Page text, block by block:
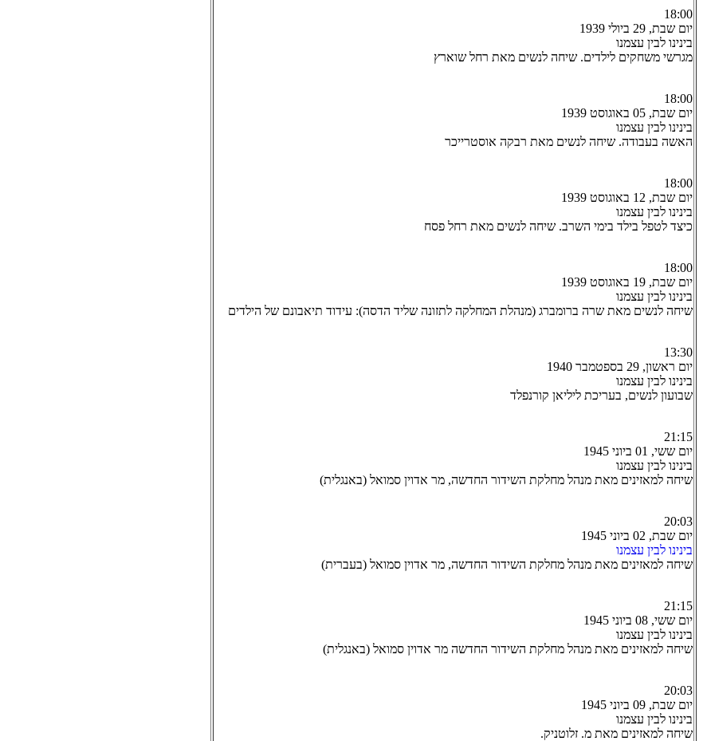
18:00
יום שבת, 29 ביולי 1939
בינינו לבין עצמנו
מגרשי משחקים לילדים. שיחה לנשים מאת רחל שוארץ
18:00
יום שבת, 05 באוגוסט 1939
בינינו לבין עצמנו
האשה בעבודה. שיחה לנשים מאת רבקה אוסטרייכר
18:00
יום שבת, 12 באוגוסט 1939
בינינו לבין עצמנו
כיצד לטפל בילד בימי השרב. שיחה לנשים מאת רחל פסח
18:00
יום שבת, 19 באוגוסט 1939
בינינו לבין עצמנו
שיחה לנשים מאת שרה ברומברג (מנהלת המחלקה לתזונה שליד הדסה): עידוד תיאבונם של הילדים
13:30
יום ראשון, 29 בספטמבר 1940
בינינו לבין עצמנו
שבועון לנשים, בעריכת ליליאן קורנפלד
21:15
יום ששי, 01 ביוני 1945
בינינו לבין עצמנו
שיחה למאזינים מאת מנהל מחלקת השידור החדשה, מר אדוין סמואל (באנגלית)
20:03
יום שבת, 02 ביוני 1945
בינינו לבין עצמנו
שיחה למאזינים מאת מנהל מחלקת השידור החדשה, מר אדוין סמואל (בעברית)
21:15
יום ששי, 08 ביוני 1945
בינינו לבין עצמנו
שיחה למאזינים מאת מנהל מחלקת השידור החדשה מר אדוין סמואל (באנגלית)
20:03
יום שבת, 09 ביוני 1945
בינינו לבין עצמנו
שיחה למאזינים מאת מ. זלוטניק.